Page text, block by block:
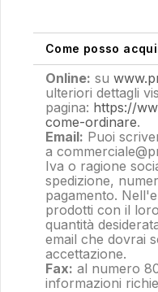
Come posso
Online: su
ulteriori dettagli
pagina: https://
come-ordinare.
Email: Puoi
a
Iva o ragione
spedizione,
pagamento.
prodotti con il
quantità
email che dovrai
accettazione.
Fax: al numero
informazioni